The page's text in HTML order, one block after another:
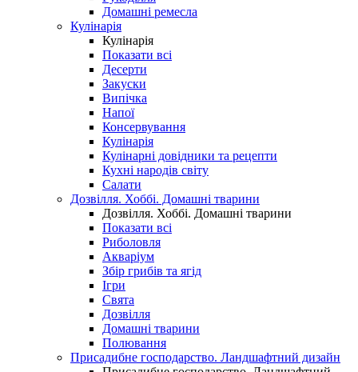
Домашні ремесла
Кулінарія
Кулінарія
Показати всі
Десерти
Закуски
Випічка
Напої
Консервування
Кулінарія
Кулінарні довідники та рецепти
Кухні народів світу
Салати
Дозвілля. Хоббі. Домашні тварини
Дозвілля. Хоббі. Домашні тварини
Показати всі
Риболовля
Акваріум
Збір грибів та ягід
Ігри
Свята
Дозвілля
Домашні тварини
Полювання
Присадибне господарство. Ландшафтний дизайн